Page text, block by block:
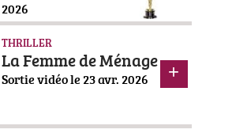
2026
THRILLER
La Femme de Ménage
Sortie vidéo le 23 avr. 2026